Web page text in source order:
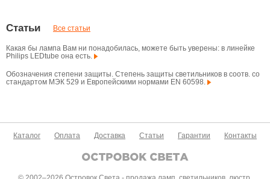
Статьи Все статьи
Какая бы лампа Вам ни понадобилась, можете быть уверены: в линейке
Philips LEDtube она есть.
Обозначения степени защиты. Степень защиты светильников в соотв. со
стандартом МЭК 529 и Европейскими нормами EN 60598.
Каталог Оплата Доставка Статьи Гарантии Контакты